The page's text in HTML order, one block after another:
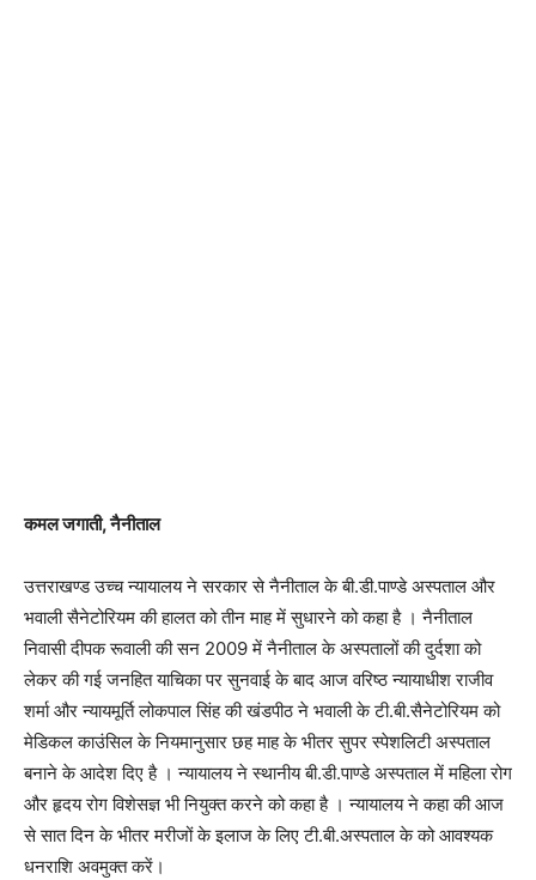
कमल जगाती, नैनीताल
उत्तराखण्ड उच्च न्यायालय ने सरकार से नैनीताल के बी.डी.पाण्डे अस्पताल और
भवाली सैनेटोरियम की हालत को तीन माह में सुधारने को कहा है । नैनीताल
निवासी दीपक रूवाली की सन 2009 में नैनीताल के अस्पतालों की दुर्दशा को
लेकर की गई जनहित याचिका पर सुनवाई के बाद आज वरिष्ठ न्यायाधीश राजीव
शर्मा और न्यायमूर्ति लोकपाल सिंह की खंडपीठ ने भवाली के टी.बी.सैनेटोरियम को
मेडिकल काउंसिल के नियमानुसार छह माह के भीतर सुपर स्पेशलिटी अस्पताल
बनाने के आदेश दिए है । न्यायालय ने स्थानीय बी.डी.पाण्डे अस्पताल में महिला रोग
और हृदय रोग विशेसज्ञ भी नियुक्त करने को कहा है । न्यायालय ने कहा की आज
से सात दिन के भीतर मरीजों के इलाज के लिए टी.बी.अस्पताल के को आवश्यक
धनराशि अवमुक्त करें।